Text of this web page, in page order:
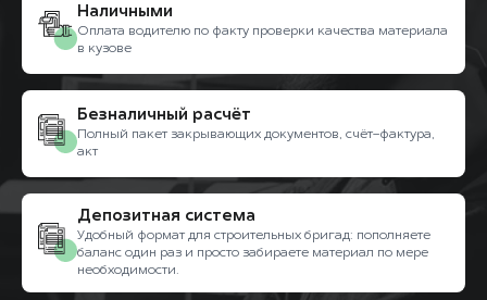
Наличными
Оплата водителю по факту проверки качества материала
в кузове
Безналичный расчёт
Полный пакет закрывающих документов, счёт-фактура,
акт
Депозитная система
Удобный формат для строительных бригад: пополняете
баланс один раз и просто забираете материал по мере
необходимости.